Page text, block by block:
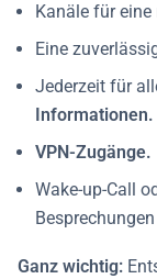
Kanäle für
Eine
Jederzeit für
Informationen.
VPN-Zugänge.
Wake-up-Call
Ganz wichtig: